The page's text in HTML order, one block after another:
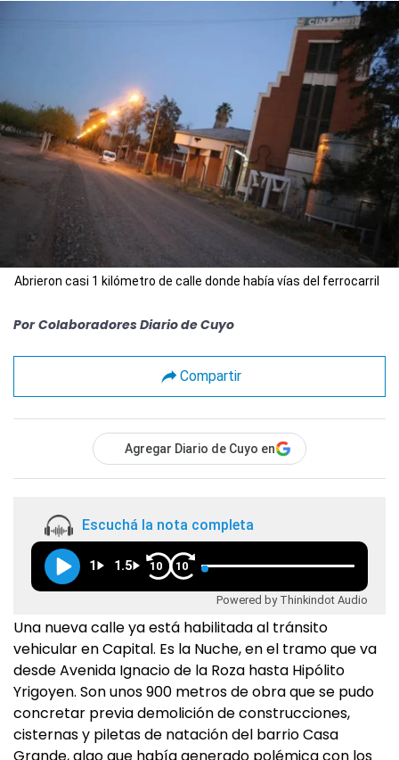
Abrieron casi 1 kilómetro de calle donde había vías del ferrocarril
Por Colaboradores Diario de Cuyo
Compartir
Agregar Diario de Cuyo en
Escuchá la nota completa
1 1.5 10 10
Powered by Thinkindot Audio
Una nueva calle ya está habilitada al tránsito
vehicular en Capital. Es la Nuche, en el tramo que va
desde Avenida Ignacio de la Roza hasta Hipólito
Yrigoyen. Son unos 900 metros de obra que se pudo
concretar previa demolición de construcciones,
cisternas y piletas de natación del barrio Casa
Grande, algo que había generado polémica con los